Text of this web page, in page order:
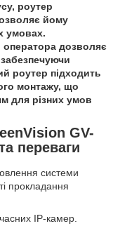
роутер
йому
умовах.
оператора дозволяє
роутер підходить
монтажу, що
для різних умов
GV-
переваги
системи
прокладання
IP-камер.